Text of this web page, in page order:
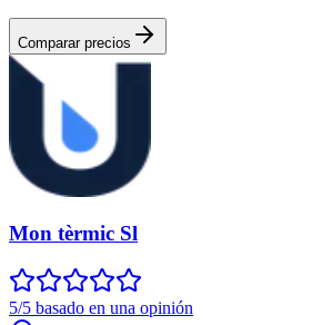
Comparar precios
Mon tèrmic Sl
5/5 basado en una opinión